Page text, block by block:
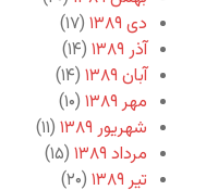
دی ۱۳۸۹
(۱۷)
آذر ۱۳۸۹
(۱۴)
آبان ۱۳۸۹
(۱۴)
مهر ۱۳۸۹
(۱۰)
شهریور ۱۳۸۹
(۱۱)
مرداد ۱۳۸۹
(۱۵)
تیر ۱۳۸۹
(۲۰)